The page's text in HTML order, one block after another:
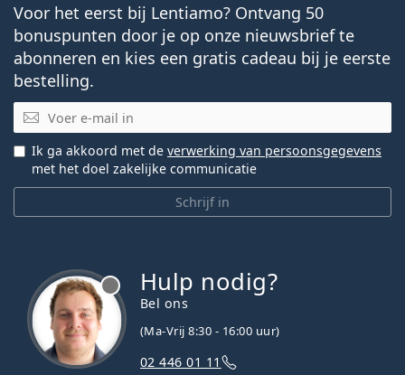
Voor het eerst bij Lentiamo? Ontvang 50
bonuspunten door je op onze nieuwsbrief te
abonneren en kies een gratis cadeau bij je eerste
bestelling.
E-mail
Schrijf in
Ik ga akkoord met de verwerking van persoonsgegevens
met het doel zakelijke communicatie
Hulp nodig?
Bel ons
(Ma-Vrij 8:30 - 16:00 uur)
02 446 01 11